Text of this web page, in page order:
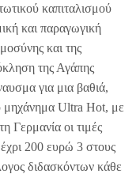
καπιταλισμού
και παραγωγική
και της
της Αγάπης
για μια βαθιά,
μηχάνημα Ultra Hot, με
Γερμανία οι τιμές
200 ευρώ 3 στους
διδασκόντων κάθε